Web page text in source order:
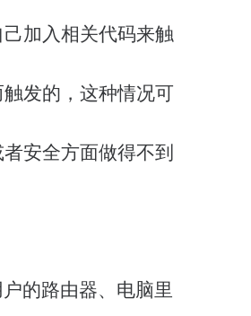
加入相关代码来触
发的，这种情况可
安全方面做得不到
的路由器、电脑里